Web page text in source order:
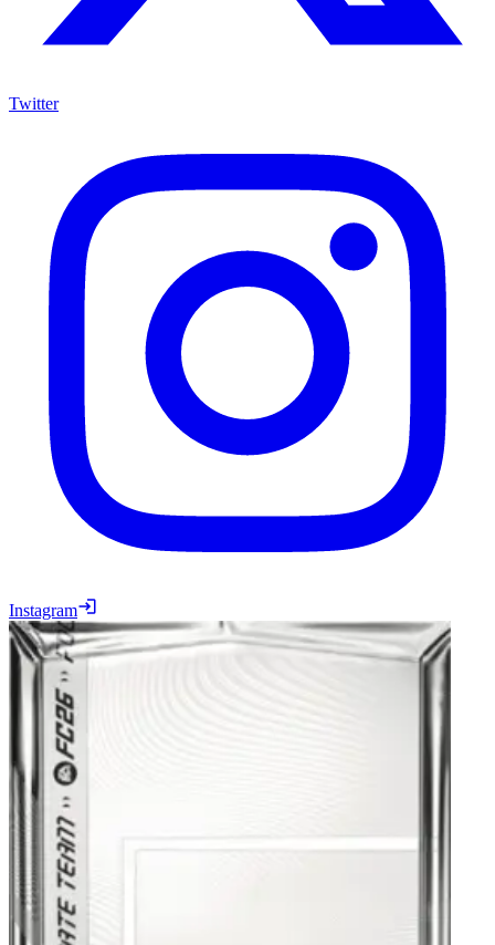
Twitter
Instagram